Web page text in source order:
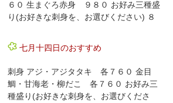
６０ 生まぐろ赤身 ９８０ お好み三種盛
り(お好きな刺身を、お選びください) ８
七月十四日のおすすめ
刺身 アジ・アジタタキ 各７６０ 金目
鯛・甘海老・柳だこ 各７６０ お好み三
種盛り(お好きな刺身を、お選びくださ